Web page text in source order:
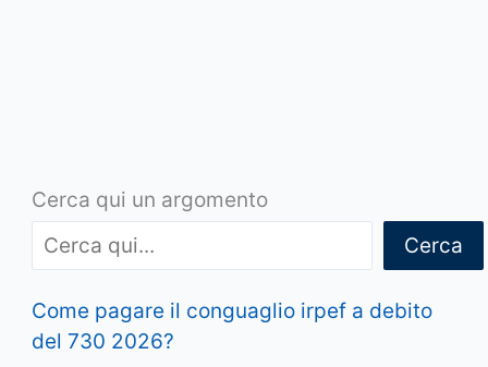
Cerca qui un argomento
Cerca
Come pagare il conguaglio irpef a debito
del 730 2026?